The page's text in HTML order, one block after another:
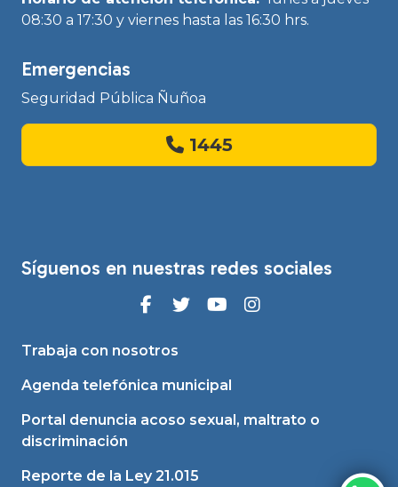
08:30 a 17:30 y viernes hasta las 16:30 hrs.
Emergencias
Seguridad Pública Ñuñoa
1445
Síguenos en nuestras redes sociales
Trabaja con nosotros
Agenda telefónica municipal
Portal denuncia acoso sexual, maltrato o
discriminación
Reporte de la Ley 21.015